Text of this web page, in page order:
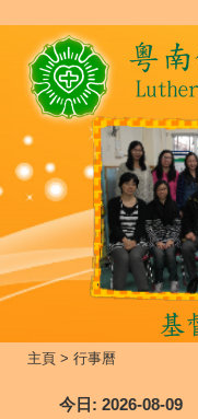
主頁 > 行事曆
今日 : 2026-08-09